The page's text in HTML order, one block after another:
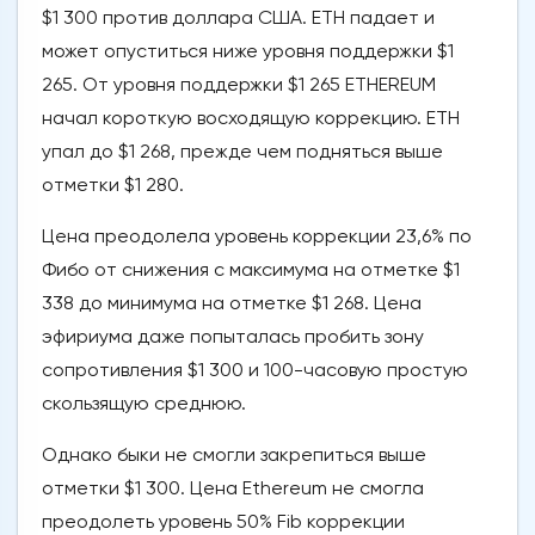
$1 300 против доллара США. ETH падает и
может опуститься ниже уровня поддержки $1
265. От уровня поддержки $1 265 ETHEREUM
начал короткую восходящую коррекцию. ETH
упал до $1 268, прежде чем подняться выше
отметки $1 280.
Цена преодолела уровень коррекции 23,6% по
Фибо от снижения с максимума на отметке $1
338 до минимума на отметке $1 268. Цена
эфириума даже попыталась пробить зону
сопротивления $1 300 и 100-часовую простую
скользящую среднюю.
Однако быки не смогли закрепиться выше
отметки $1 300. Цена Ethereum не смогла
преодолеть уровень 50% Fib коррекции